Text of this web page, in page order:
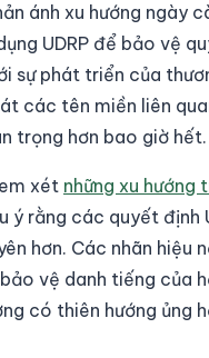
ánh xu hướng ngày
UDRP để bảo vệ
sự phát triển của
các tên miền liên
trọng hơn bao giờ hết.
xét những xu hướng
ý rằng các quyết định
hơn. Các nhãn hiệu
vệ danh tiếng của
có thiên hướng ủng